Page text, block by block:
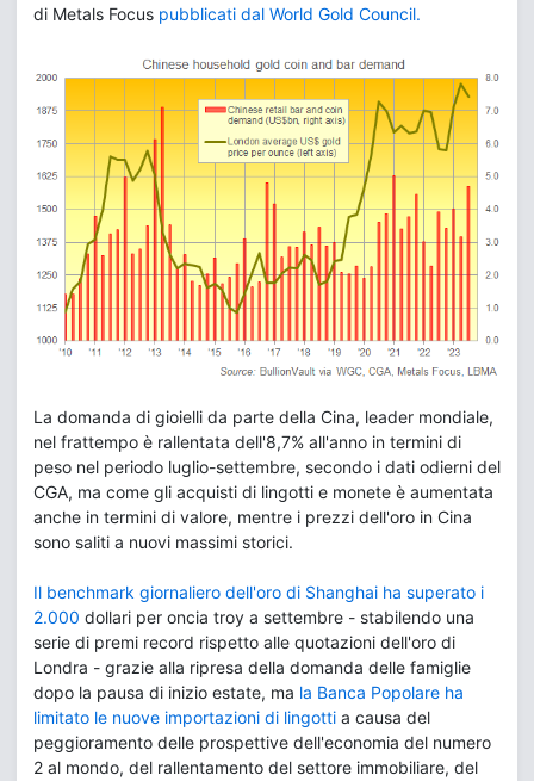
di Metals Focus pubblicati dal World Gold Council.
La domanda di gioielli da parte della Cina, leader mondiale,
nel frattempo è rallentata dell'8,7% all'anno in termini di
peso nel periodo luglio-settembre, secondo i dati odierni del
CGA, ma come gli acquisti di lingotti e monete è aumentata
anche in termini di valore, mentre i prezzi dell'oro in Cina
sono saliti a nuovi massimi storici.
Il benchmark giornaliero dell'oro di Shanghai ha superato i
2.000 dollari per oncia troy a settembre - stabilendo una
serie di premi record rispetto alle quotazioni dell'oro di
Londra - grazie alla ripresa della domanda delle famiglie
dopo la pausa di inizio estate, ma la Banca Popolare ha
limitato le nuove importazioni di lingotti a causa del
peggioramento delle prospettive dell'economia del numero
2 al mondo, del rallentamento del settore immobiliare, del